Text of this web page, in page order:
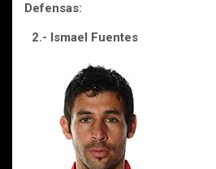
Defensas:
2.- Ismael Fuentes